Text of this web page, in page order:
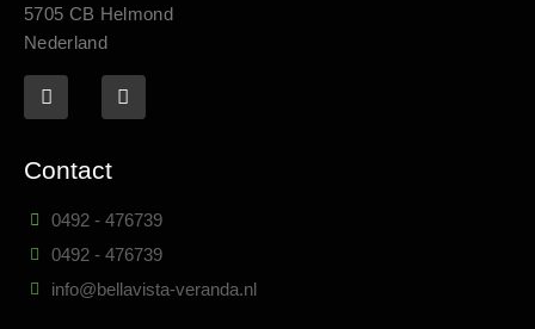
5705 CB Helmond
Nederland
Contact
0492 - 476739
0492 - 476739
info@bellavista-veranda.nl